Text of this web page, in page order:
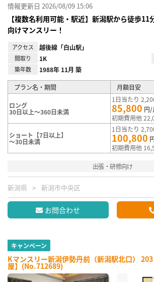
情報更新日 2026/08/09 15:06
【複数名利用可能・駅近】新潟駅から徒歩11
向けマンスリー！
アクセス 越後線「白山駅」
間取り 1K
築年数
1988年 11月 築
プラン名・期間 月額目安
ロング
30日以上～360日未満
1日当たり
85,800 円/
初期費用他
ショート【7日以上】
～30日未満
1日当たり
100,800
初期費用他
出張・研修向け
新潟県 新潟市中央区
お問合わせ
キャンペーン
Kマンスリー新潟伊勢丹前（新潟駅北口）
屋】(No.712689)